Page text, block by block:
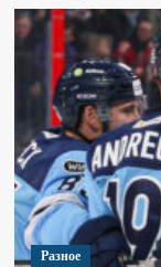
Разное